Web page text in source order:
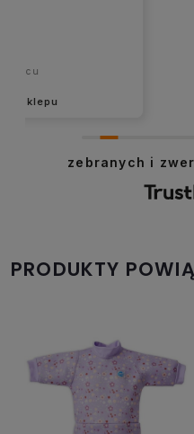
zebranych i
PRODUKTY